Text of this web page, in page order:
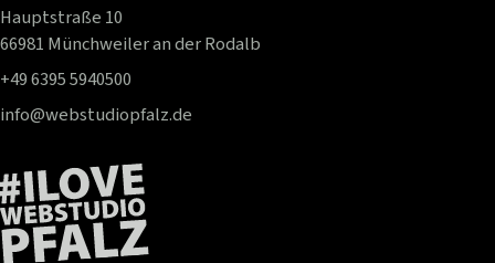
Hauptstraße 10
66981 Münchweiler an der Rodalb
+49 6395 5940500
info@webstudiopfalz.de